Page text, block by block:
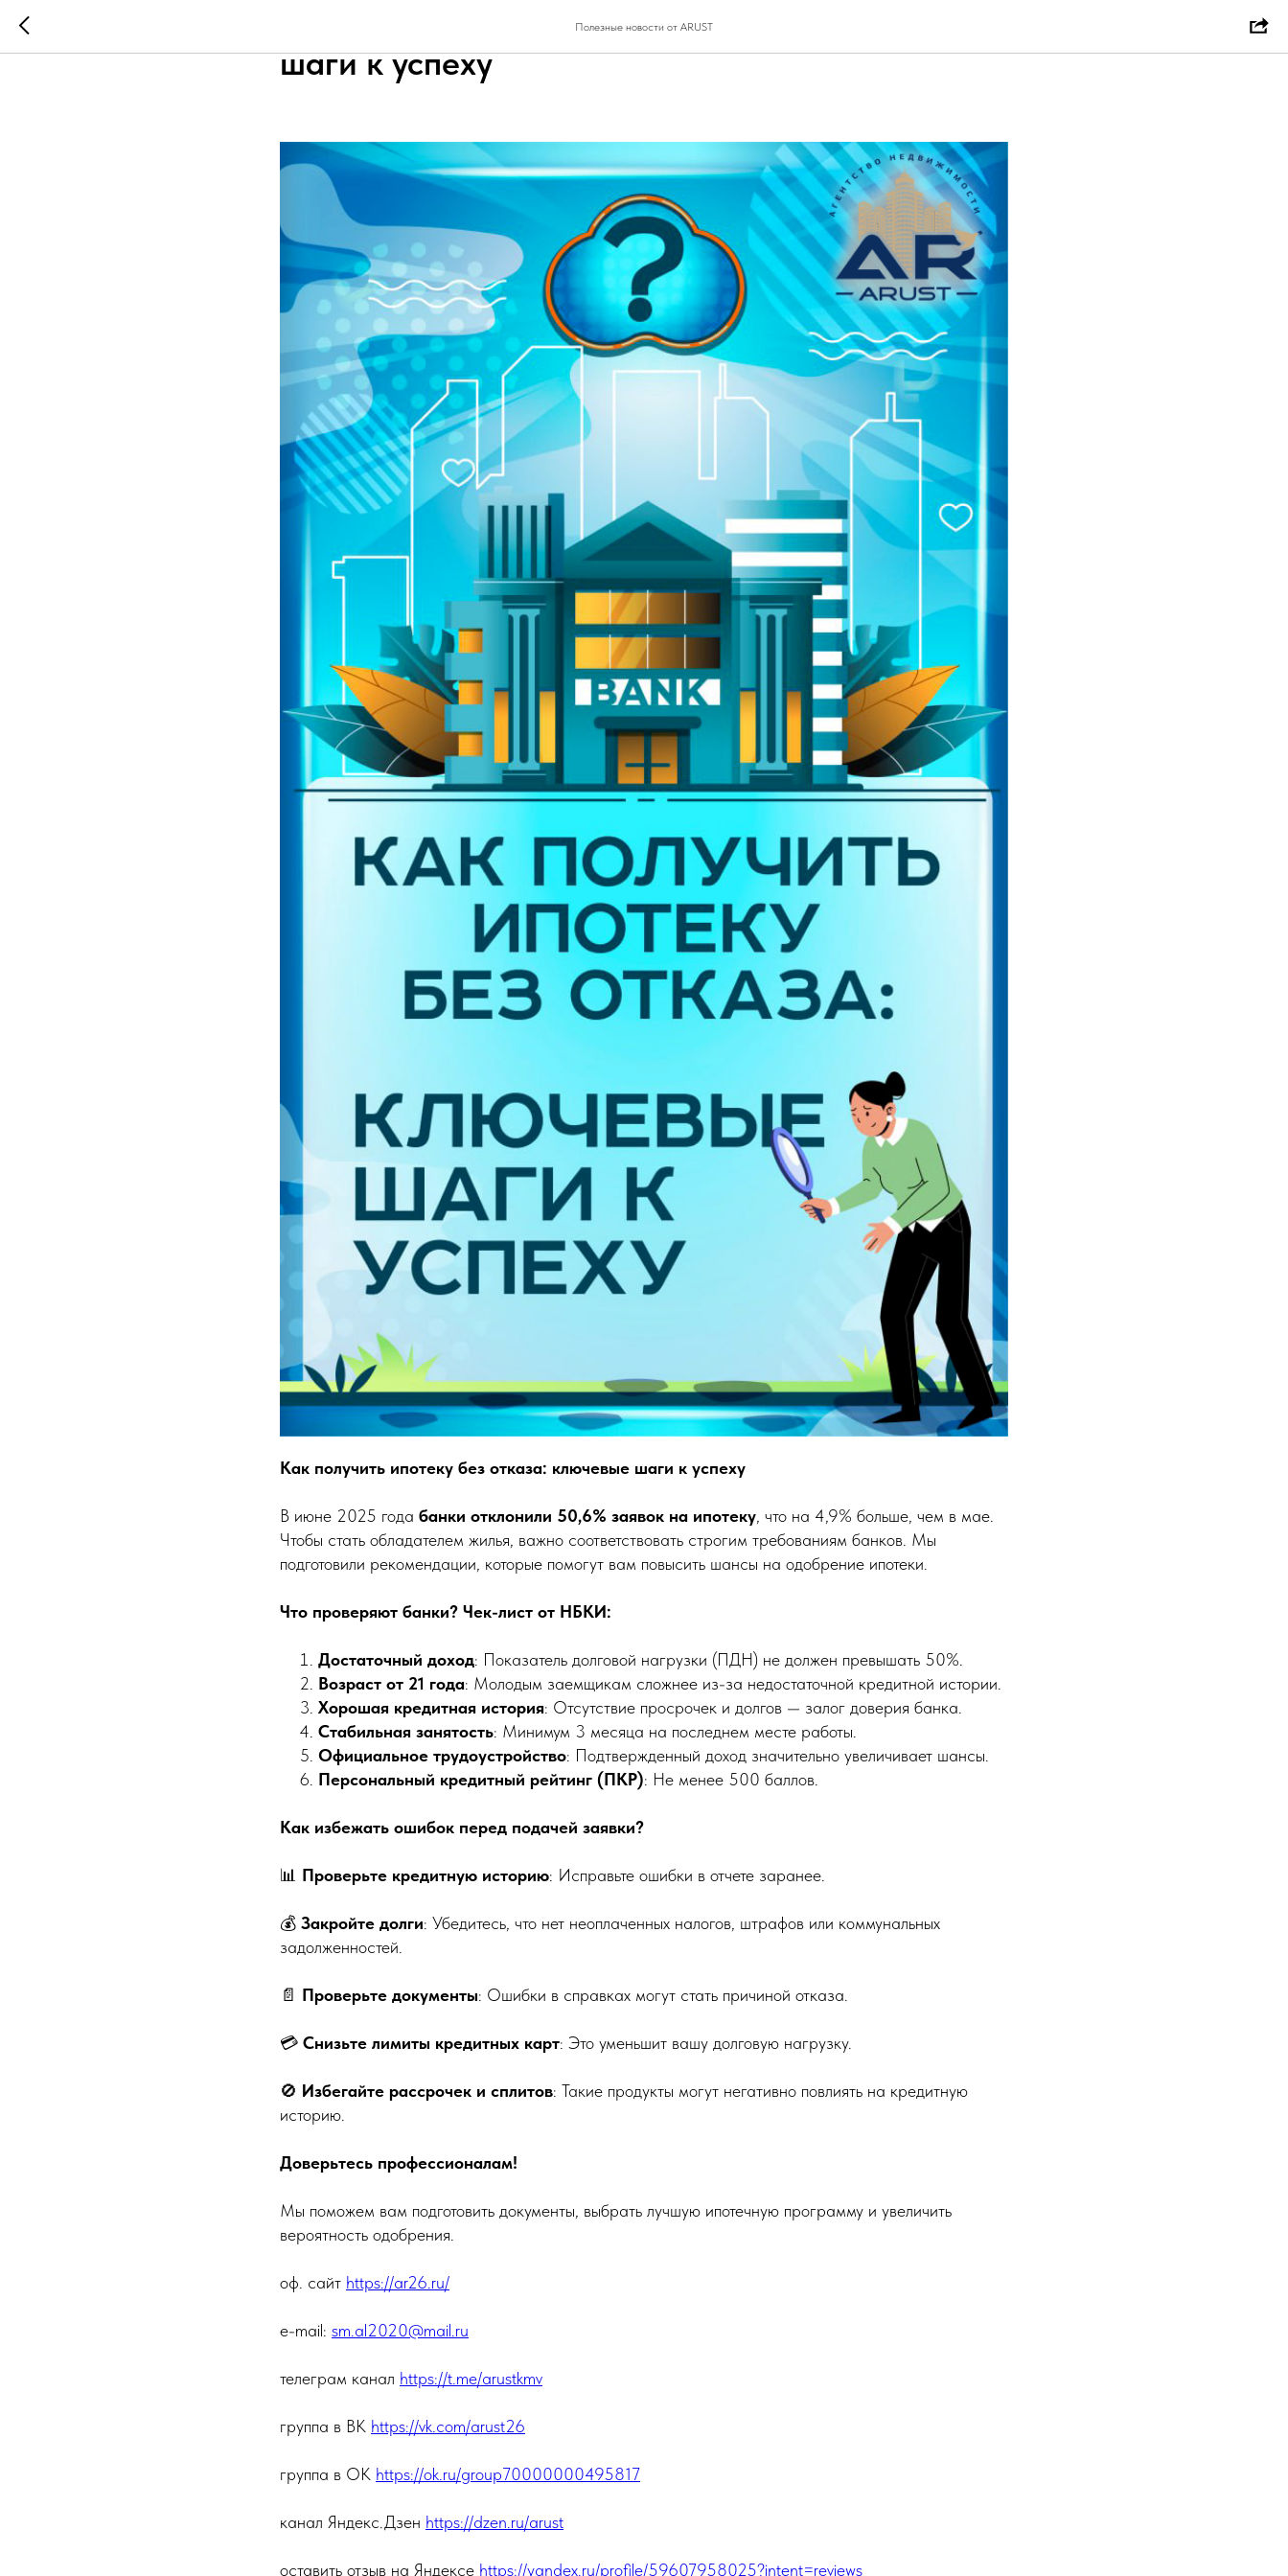
Полезные новости от ARUST
Как получить ипотеку без отказа: ключевые
шаги к успеху
Как получить ипотеку без отказа: ключевые шаги к успеху
В июне 2025 года банки отклонили 50,6% заявок на ипотеку, что на 4,9% больше, чем в мае.
Чтобы стать обладателем жилья, важно соответствовать строгим требованиям банков. Мы
подготовили рекомендации, которые помогут вам повысить шансы на одобрение ипотеки.
Что проверяют банки? Чек-лист от НБКИ:
Достаточный доход: Показатель долговой нагрузки (ПДН) не должен превышать 50%.
Возраст от 21 года: Молодым заемщикам сложнее из-за недостаточной кредитной истории.
Хорошая кредитная история: Отсутствие просрочек и долгов — залог доверия банка.
Стабильная занятость: Минимум 3 месяца на последнем месте работы.
Официальное трудоустройство: Подтвержденный доход значительно увеличивает шансы.
Персональный кредитный рейтинг (ПКР): Не менее 500 баллов.
Как избежать ошибок перед подачей заявки?
📊 Проверьте кредитную историю: Исправьте ошибки в отчете заранее.
💰 Закройте долги: Убедитесь, что нет неоплаченных налогов, штрафов или коммунальных
задолженностей.
📄 Проверьте документы: Ошибки в справках могут стать причиной отказа.
💳 Снизьте лимиты кредитных карт: Это уменьшит вашу долговую нагрузку.
🚫 Избегайте рассрочек и сплитов: Такие продукты могут негативно повлиять на кредитную
историю.
Доверьтесь профессионалам!
Мы поможем вам подготовить документы, выбрать лучшую ипотечную программу и увеличить
вероятность одобрения.
оф. сайт https://ar26.ru/
e-mail: sm.al2020@mail.ru
телеграм канал https://t.me/arustkmv
группа в ВК https://vk.com/arust26
группа в ОК https://ok.ru/group70000000495817
канал Яндекс.Дзен https://dzen.ru/arust
оставить отзыв на Яндексе https://yandex.ru/profile/59607958025?intent=reviews